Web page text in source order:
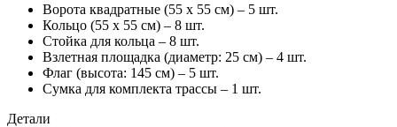
Ворота квадратные (55 x 55 см) – 5 шт.
Кольцо (55 x 55 см) – 8 шт.
Стойка для кольца – 8 шт.
Взлетная площадка (диаметр: 25 см) – 4 шт.
Флаг (высота: 145 см) – 5 шт.
Сумка для комплекта трассы – 1 шт.
Детали